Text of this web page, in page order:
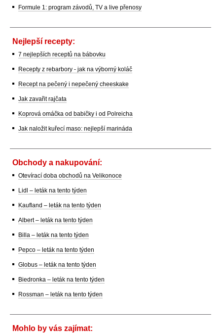
Formule 1: program závodů, TV a live přenosy
Nejlepší recepty:
7 nejlepších receptů na bábovku
Recepty z rebarbory - jak na výborný koláč
Recept na pečený i nepečený cheeskake
Jak zavařit rajčata
Koprová omáčka od babičky i od Polreicha
Jak naložit kuřecí maso: nejlepší marináda
Obchody a nakupování:
Otevírací doba obchodů na Velikonoce
Lidl – leták na tento týden
Kaufland – leták na tento týden
Albert – leták na tento týden
Billa – leták na tento týden
Pepco – leták na tento týden
Globus – leták na tento týden
Biedronka – leták na tento týden
Rossman – leták na tento týden
Mohlo by vás zajímat: